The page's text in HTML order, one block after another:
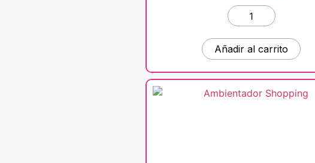
Añadir al carrito